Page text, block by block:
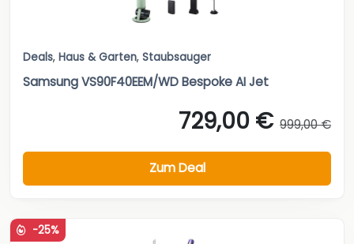
Deals, Haus & Garten, Staubsauger
Samsung VS90F40EEM/WD Bespoke AI Jet
729,00 € 999,00 €
Zum Deal
-25%